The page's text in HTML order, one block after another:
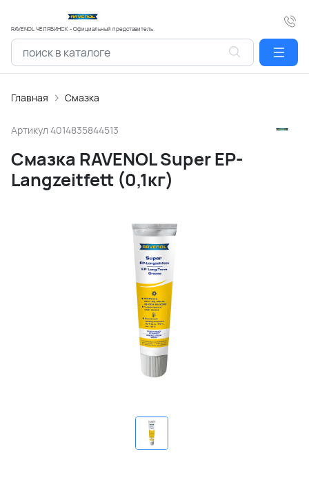
RAVENOL ЧЕЛЯБИНСК - Официальный представитель.
Главная Смазка
Артикул 4014835844513
Смазка RAVENOL Super EP-
Langzeitfett (0,1кг)